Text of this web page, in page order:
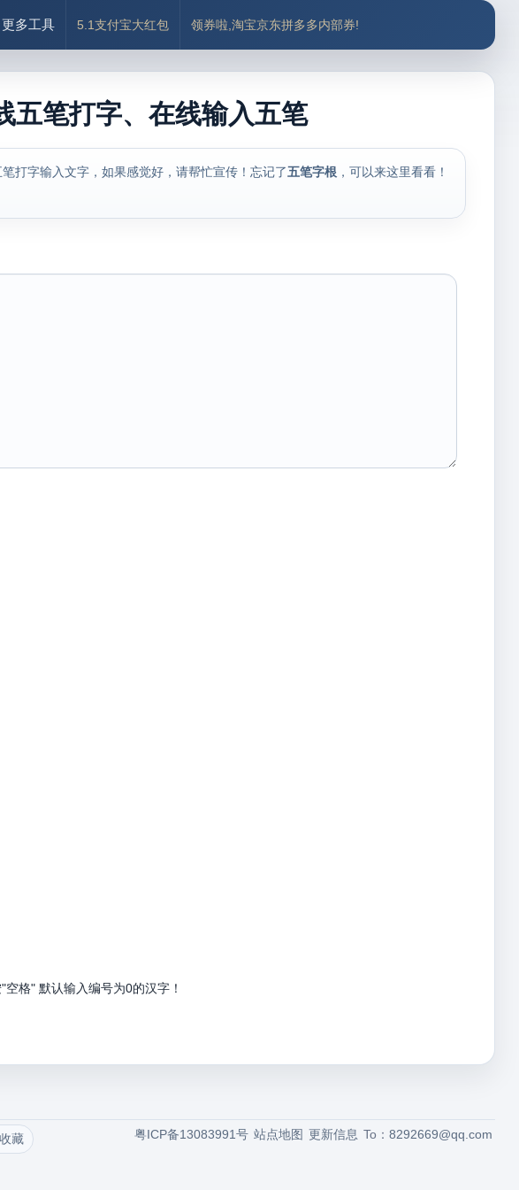
更多工具 5.1支付宝大红包 领券啦,淘宝京东拼多多内部券!
五笔打字、在线输入五笔
笔打字输入文字，如果感觉好，请帮忙宣传！忘记了五笔字根，可以来这里看看！
格" 默认输入编号为0的汉字！
藏 To：8292669@qq.com
更新信息
站点地图
粤ICP备13083991号